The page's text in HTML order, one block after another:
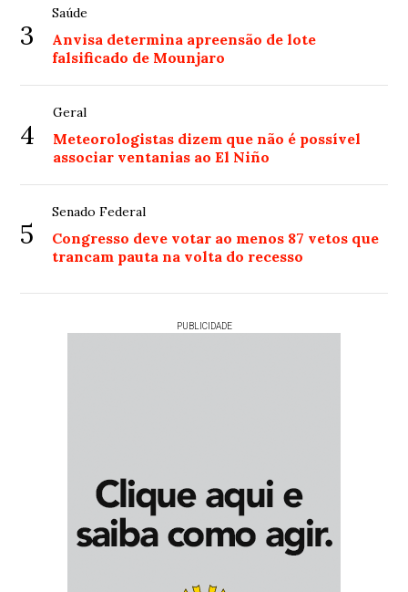
3
Saúde
Anvisa determina apreensão de lote
falsificado de Mounjaro
4
Geral
Meteorologistas dizem que não é possível
associar ventanias ao El Niño
5
Senado Federal
Congresso deve votar ao menos 87 vetos que
trancam pauta na volta do recesso
PUBLICIDADE